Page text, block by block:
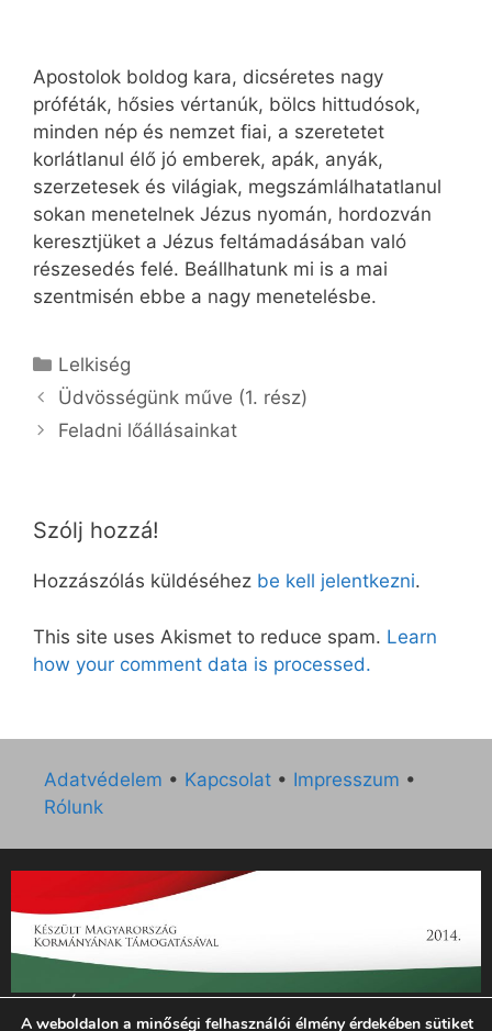
Apostolok boldog kara, dicséretes nagy
próféták, hősies vértanúk, bölcs hittudósok,
minden nép és nemzet fiai, a szeretetet
korlátlanul élő jó emberek, apák, anyák,
szerzetesek és világiak, megszámlálhatatlanul
sokan menetelnek Jézus nyomán, hordozván
keresztjüket a Jézus feltámadásában való
részesedés felé. Beállhatunk mi is a mai
szentmisén ebbe a nagy menetelésbe.
Kategória
Lelkiség
Üdvösségünk műve (1. rész)
Feladni lőállásainkat
Szólj hozzá!
Hozzászólás küldéséhez be kell jelentkezni.
This site uses Akismet to reduce spam. Learn
how your comment data is processed.
Adatvédelem • Kapcsolat • Impresszum •
Rólunk
„Az Új Ember katolikus hetilap 2014. évi működésének
A weboldalon a minőségi felhasználói élmény érdekében sütiket